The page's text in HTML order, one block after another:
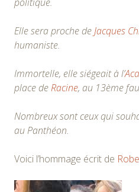
Elle sera proche deJacques
humaniste.
Immortelle, elle siégeait à l’
place deRacine, au 13ème
Nombreux sont ceux qui
au Panthéon.
Voici l’hommage écrit de